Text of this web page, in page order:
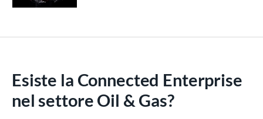
Esiste la Connected Enterprise
nel settore Oil & Gas?